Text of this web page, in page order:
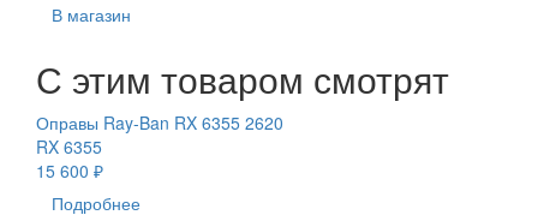
В магазин
С этим товаром смотрят
Оправы Ray-Ban RX 6355 2620
RX 6355
15 600 ₽
Подробнее